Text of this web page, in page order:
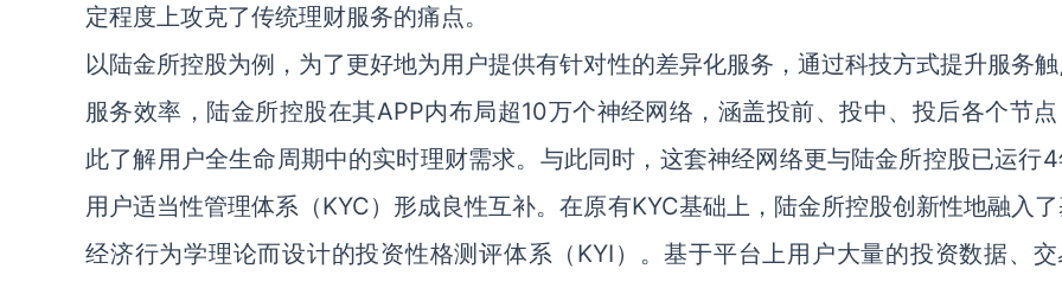
定程度上攻克了传统理财服务的痛点。
以陆金所控股为例，为了更好地为用户提供有针对性的差异化服务，通过科技方式提升服务触
服务效率，陆金所控股在其APP内布局超10万个神经网络，涵盖投前、投中、投后各个节
此了解用户全生命周期中的实时理财需求。与此同时，这套神经网络更与陆金所控股已运行
用户适当性管理体系（KYC）形成良性互补。在原有KYC基础上，陆金所控股创新性地融入
经济行为学理论而设计的投资性格测评体系（KYI）。基于平台上用户大量的投资数据、